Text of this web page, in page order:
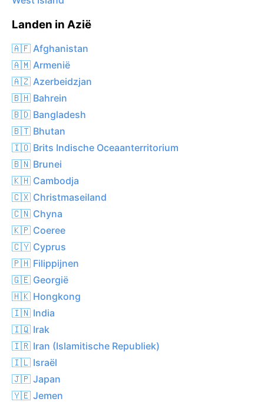
Landen in Azië
🇦🇫 Afghanistan
🇦🇲 Armenië
🇦🇿 Azerbeidzjan
🇧🇭 Bahrein
🇧🇩 Bangladesh
🇧🇹 Bhutan
🇮🇴 Brits Indische Oceaanterritorium
🇧🇳 Brunei
🇰🇭 Cambodja
🇨🇽 Christmaseiland
🇨🇳 Chyna
🇰🇵 Coeree
🇨🇾 Cyprus
🇵🇭 Filippijnen
🇬🇪 Georgië
🇭🇰 Hongkong
🇮🇳 India
🇮🇶 Irak
🇮🇷 Iran (Islamitische Republiek)
🇮🇱 Israël
🇯🇵 Japan
🇾🇪 Jemen